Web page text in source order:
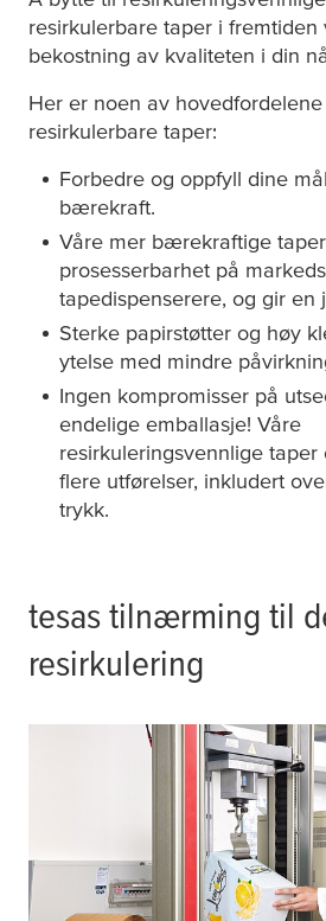
resirkulerbare taper i fremtiden
bekostning av kvaliteten i din
Her er noen av
resirkulerbare taper:
Forbedre og oppfyll dine
bærekraft.
Våre mer bærekraftige
prosesserbarhet på
tapedispenserere, og gir en
Sterke papirstøtter og høy
ytelse med mindre
Ingen kompromisser på
endelige emballasje! Våre
resirkuleringsvennlige taper
flere utførelser, inkludert
trykk.
tesas tilnærming til
resirkulering